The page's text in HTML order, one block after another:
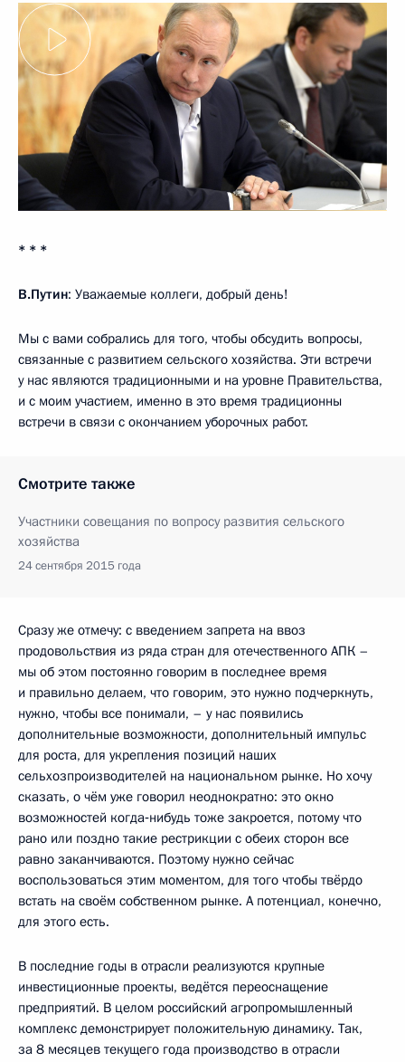
* * *
В.Путин: Уважаемые коллеги, добрый день!
Мы с вами собрались для того, чтобы обсудить вопросы,
связанные с развитием сельского хозяйства. Эти встречи
у нас являются традиционными и на уровне Правительства,
и с моим участием, именно в это время традиционны
встречи в связи с окончанием уборочных работ.
Смотрите также
Участники совещания по вопросу развития сельского
хозяйства
24 сентября 2015 года
Сразу же отмечу: с введением запрета на ввоз
продовольствия из ряда стран для отечественного АПК –
мы об этом постоянно говорим в последнее время
и правильно делаем, что говорим, это нужно подчеркнуть,
нужно, чтобы все понимали, – у нас появились
дополнительные возможности, дополнительный импульс
для роста, для укрепления позиций наших
сельхозпроизводителей на национальном рынке. Но хочу
сказать, о чём уже говорил неоднократно: это окно
возможностей когда‑нибудь тоже закроется, потому что
рано или поздно такие рестрикции с обеих сторон все
равно заканчиваются. Поэтому нужно сейчас
воспользоваться этим моментом, для того чтобы твёрдо
встать на своём собственном рынке. А потенциал, конечно,
для этого есть.
В последние годы в отрасли реализуются крупные
инвестиционные проекты, ведётся переоснащение
предприятий. В целом российский агропромышленный
комплекс демонстрирует положительную динамику. Так,
за 8 месяцев текущего года производство в отрасли